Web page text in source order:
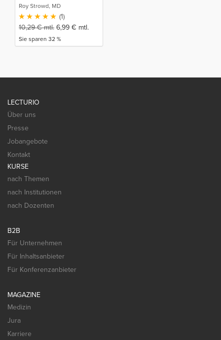
Roy Strowd, MD
(1)
10,29€mtl. 6,99 € mtl.
Sie sparen 32 %
LECTURIO
Über uns
Presse
Jobangebote
Kontakt
KURSE
nach Themen
nach Institutionen
nach Dozenten
B2B
Für Unternehmen
Für Inhaltsanbieter
Für Konferenzanbieter
MAGAZINE
Medizin
Jura
Karriere